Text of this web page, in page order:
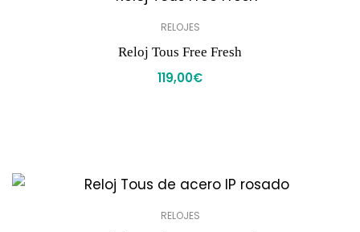
RELOJES
Reloj Tous Free Fresh
119,00€
RELOJES